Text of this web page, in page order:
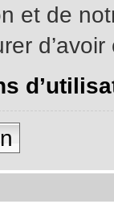
et de